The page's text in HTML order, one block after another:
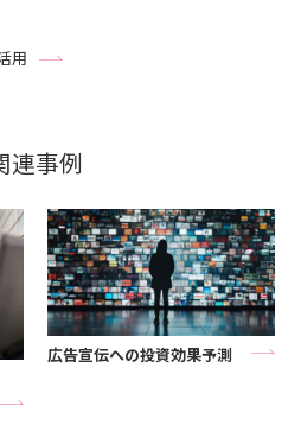
用
連事例
広告宣伝への投資効果予測